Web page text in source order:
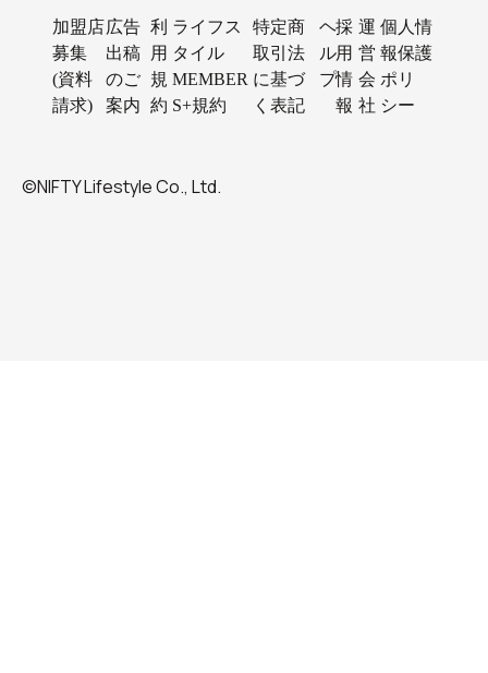
加盟店
募集
(資料
請求)
広告
出稿
のご
案内
利
用
規
約
ライフス
タイル
MEMBER
S+規約
特定商
取引法
に基づ
く表記
ヘ
ル
プ
採
用
情
報
運
営
会
社
個人情
報保護
ポリ
シー
©NIFTY Lifestyle Co., Ltd.